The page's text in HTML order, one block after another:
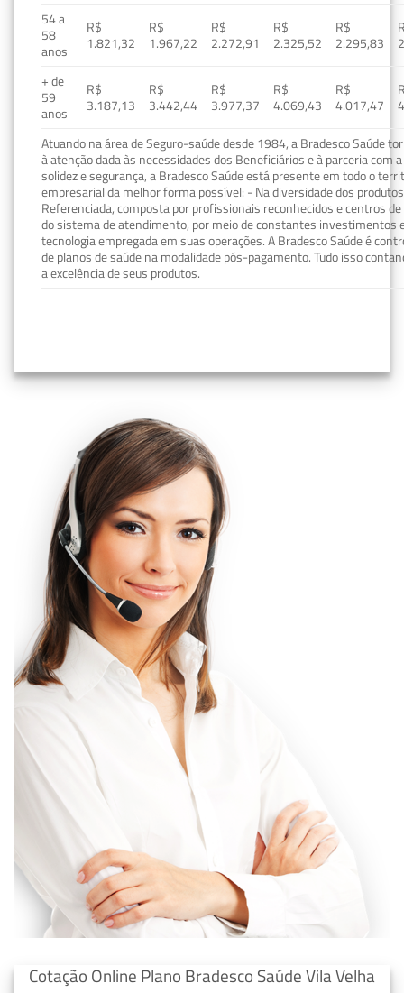
54 a
58
anos
R$
1.821,32
R$
1.967,22
R$
2.272,91
R$
2.325,52
R$
2.295,83
+ de
59
anos
R$
3.187,13
R$
3.442,44
R$
3.977,37
R$
4.069,43
R$
4.017,47
Atuando na área de Seguro-saúde desde 1984, a Bradesco Saúde
à atenção dada às necessidades dos Beneficiários e à parceria com
solidez e segurança, a Bradesco Saúde está presente em todo o
empresarial da melhor forma possível: - Na diversidade dos
Referenciada, composta por profissionais reconhecidos e centros
do sistema de atendimento, por meio de constantes investimentos
tecnologia empregada em suas operações. A Bradesco Saúde é
de planos de saúde na modalidade pós-pagamento. Tudo isso
a excelência de seus produtos.
Cotação Online Plano Bradesco Saúde Vila Velha